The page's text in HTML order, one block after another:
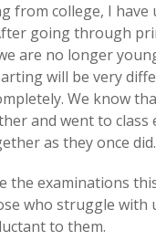
from college, I have
going through
are no longer
will be very
We know
and went to class
as they once did.
the examinations
who struggle with
to them.